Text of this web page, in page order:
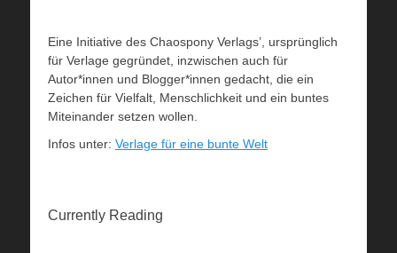
Eine Initiative des Chaospony Verlags’, ursprünglich
für Verlage gegründet, inzwischen auch für
Autor*innen und Blogger*innen gedacht, die ein
Zeichen für Vielfalt, Menschlichkeit und ein buntes
Miteinander setzen wollen.
Infos unter: Verlage für eine bunte Welt
Currently Reading